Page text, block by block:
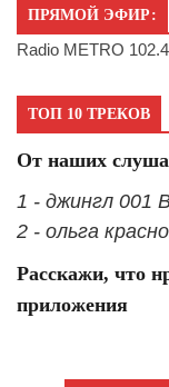
ПРЯМОЙ ЭФИР:
Radio METRO
ТОП 10 ТРЕКОВ
От наших
1 - джингл 001
2 - ольга
Расскажи, что
приложения